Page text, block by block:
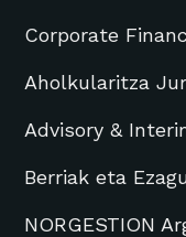
Corporate
Aholkularitza
Advisory &
Berriak eta
NORGESTION